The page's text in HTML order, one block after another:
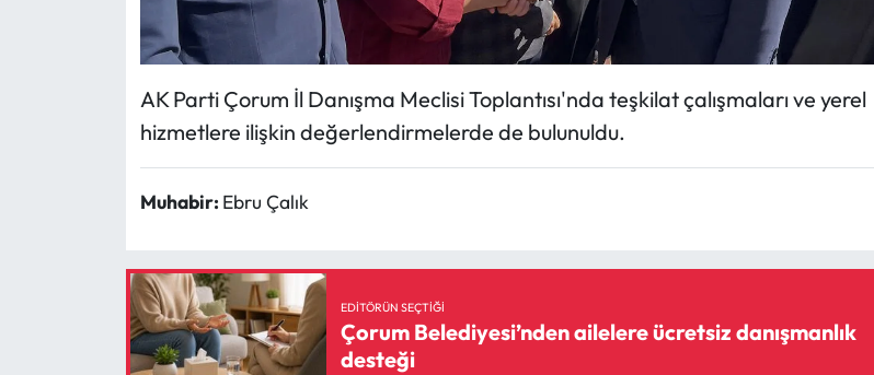
AK Parti Çorum İl Danışma Meclisi Toplantısı'nda teşkilat çalışmaları ve yerel
hizmetlere ilişkin değerlendirmelerde de bulunuldu.
Muhabir: Ebru Çalık
EDITÖRÜN SEÇTIĞI
Çorum Belediyesi’nden ailelere ücretsiz danışmanlık
desteği